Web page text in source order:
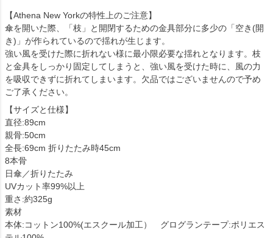
【Athena New Yorkの特性上のご注意】
傘を開いた際、「枝」と開閉するための金具部分に多少の「空き(開
き)」が作られているので揺れが生じます。
強い風を受けた際に折れない様に最小限必要な揺れとなります。枝
と金具をしっかり固定してしまうと、強い風を受けた時に、風の力
を吸収できずに折れてしまいます。欠品ではございませんので予め
ご了承ください。
【サイズと仕様】
直径:89cm
親骨:50cm
全長:69cm 折りたたみ時45cm
8本骨
日傘／折りたたみ
UVカット率99%以上
重さ:約325g
素材
本体:コットン100%(エスクール加工） グログランテープ:ポリエス